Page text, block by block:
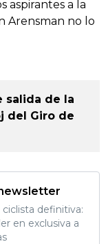
aspirantes a la
Arensman no lo
salida de la
del Giro de
definitiva:
en exclusiva a